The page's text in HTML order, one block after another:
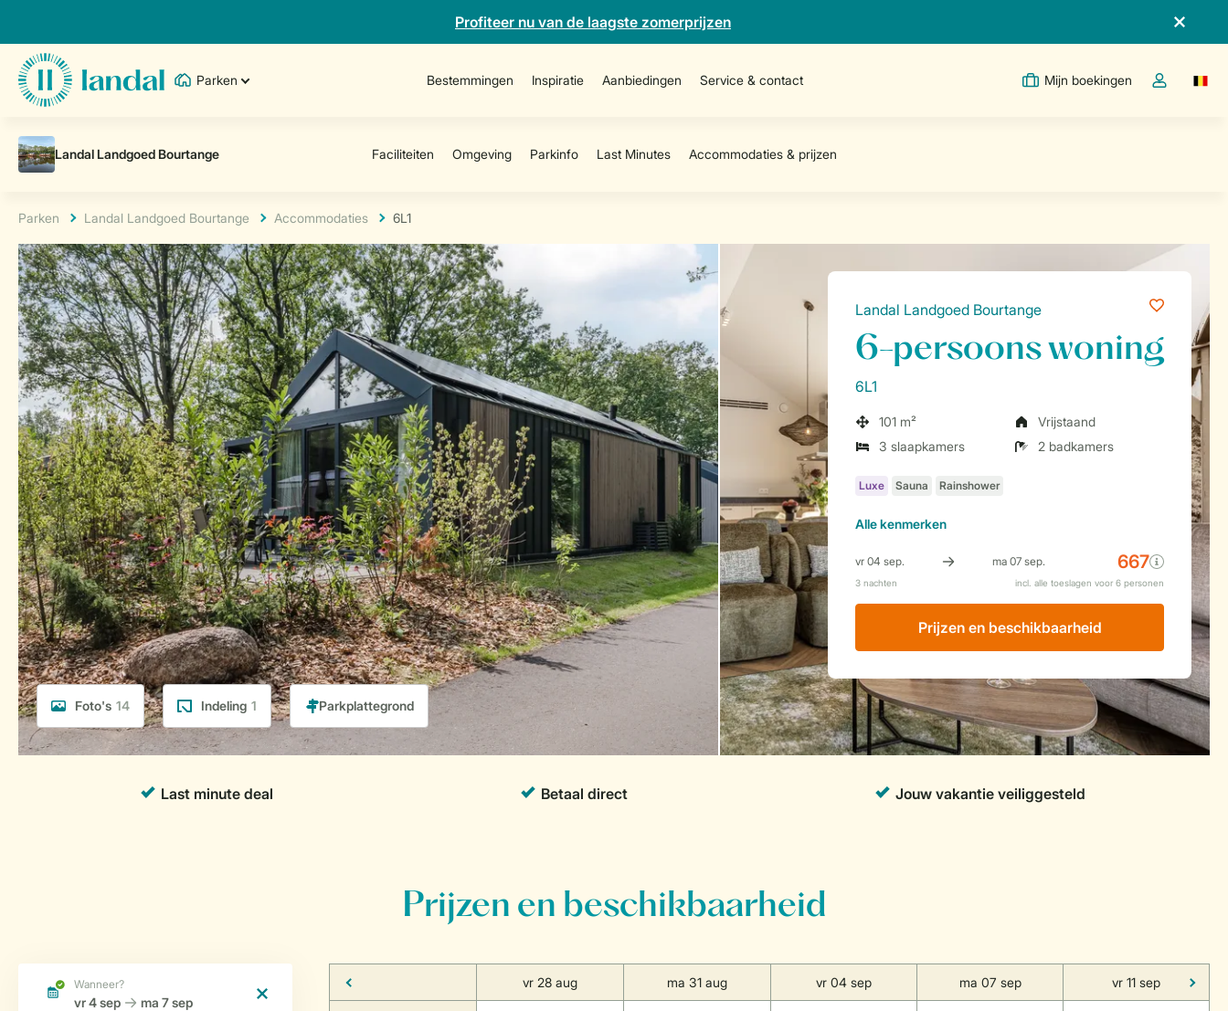
Profiteer nu van de laagste zomerprijzen
Parken Bestemmingen Inspiratie Aanbiedingen Service & contact Mijn boekingen
Open de
Parken Landal Landgoed Bourtange Accommodaties 6L1
Foto's 14 Indeling 1
Landal Landgoed Bourtange
6-persoons woning
6L1
101 m²
Vrijstaand
3 slaapkamers
2 badkamers
Allekenmerken
Prijzen en beschikbaarheid
Prijzen en beschikbaarheid
vr 28 aug ma 31 aug vr 04 sep ma 07 sep vr 11 sep